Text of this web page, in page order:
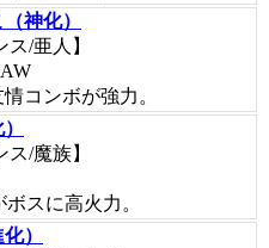
神化）
ス/亜人】
コンボが強力。
ス/魔族】
スに高火力。
）